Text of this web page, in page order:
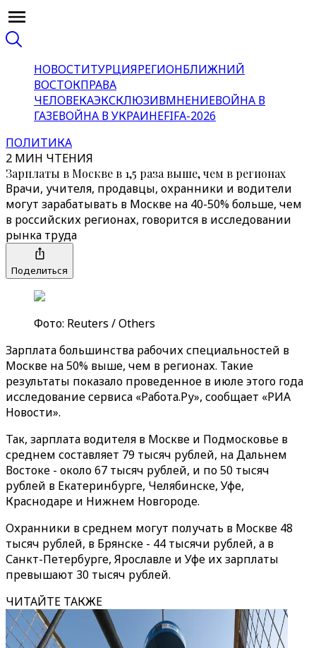
НОВОСТИТУРЦИЯРЕГИОНБЛИЖНИЙ
ВОСТОКПРАВА
ЧЕЛОВЕКАЭКСКЛЮЗИВМНЕНИЕВОЙНА В
ГАЗЕВОЙНА В УКРАИНЕFIFA-2026
ПОЛИТИКА
2 МИН ЧТЕНИЯ
Зарплаты в Москве в 1,5 раза выше, чем в регионах
Врачи, учителя, продавцы, охранники и водители
могут зарабатывать в Москве на 40-50% больше, чем
в российских регионах, говорится в исследовании
рынка труда
Поделиться
Фото: Reuters / Others
Зарплата большинства рабочих специальностей в
Москве на 50% выше, чем в регионах. Такие
результаты показало проведенное в июле этого года
исследование сервиса «Работа.Ру», сообщает «РИА
Новости».
Так, зарплата водителя в Москве и Подмосковье в
среднем составляет 79 тысяч рублей, на Дальнем
Востоке - около 67 тысяч рублей, и по 50 тысяч
рублей в Екатеринбурге, Челябинске, Уфе,
Краснодаре и Нижнем Новгороде.
Охранники в среднем могут получать в Москве 48
тысяч рублей, в Брянске - 44 тысячи рублей, а в
Санкт-Петербурге, Ярославле и Уфе их зарплаты
превышают 30 тысяч рублей.
ЧИТАЙТЕ ТАКЖЕ